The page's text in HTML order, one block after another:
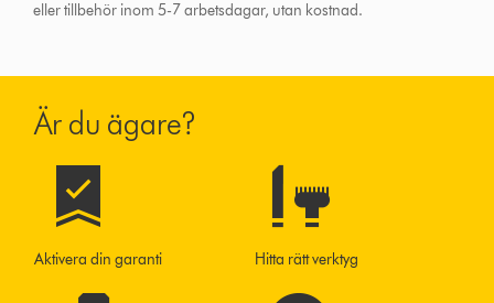
eller tillbehör inom 5-7 arbetsdagar, utan kostnad.
Är du ägare?
Aktivera din garanti Hitta rätt verktyg